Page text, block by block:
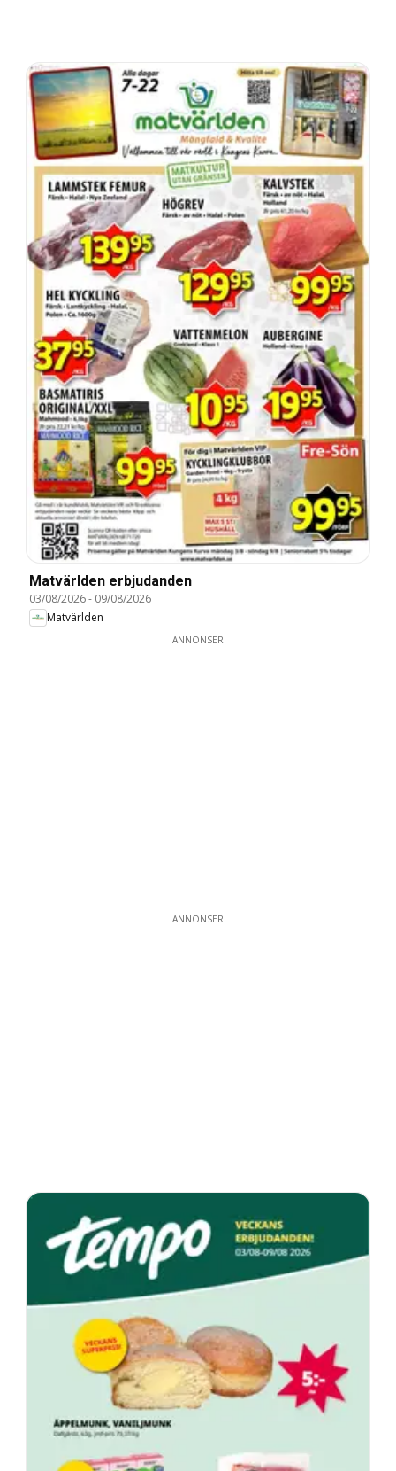
Matvärlden erbjudanden
03/08/2026- 09/08/2026
Matvärlden
ANNONSER
ANNONSER